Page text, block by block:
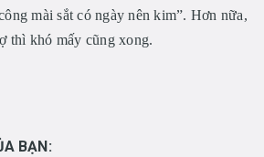
mài sắt có ngày nên kim”. Hơn nữa,
thì khó mấy cũng xong.
BẠN: